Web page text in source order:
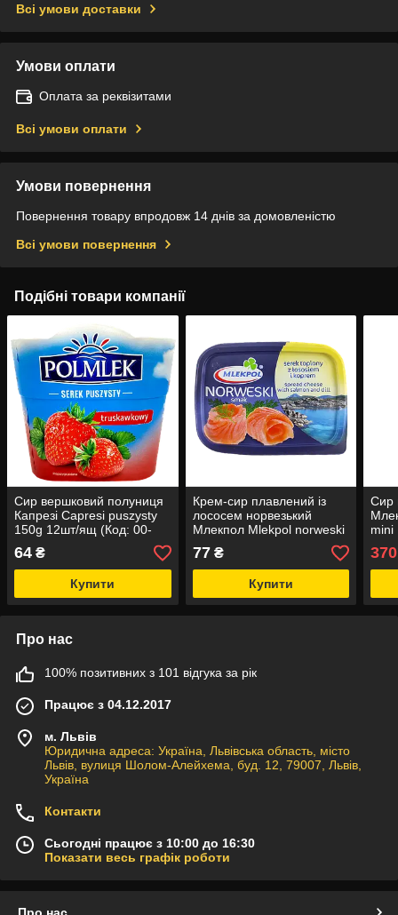
Всі умови доставки
Умови оплати
Оплата за реквізитами
Всі умови оплати
Умови повернення
Повернення товару впродовж 14 днів за домовленістю
Всі умови повернення
Подібні товари компанії
Сир вершковий полуниця
Капрезі Capresi puszysty
150g 12шт/ящ (Код: 00-
00015992)
64 ₴
Купити
Крем-сир плавлений із
лососем норвезький
Млекпол Mlekpol norweski
150g 12шт/ящ (Код: 00-
00001365)
77₴
Купити
Сир
mini
370
Про нас
100% позитивних з 101 відгука за рік
Працює з 04.12.2017
м. Львів
Юридична адреса: Україна, Львівська область, місто
Львів, вулиця Шолом-Алейхема, буд. 12, 79007, Львів,
Україна
Контакти
Сьогодні працює з 10:00 до 16:30
Показати весь графік роботи